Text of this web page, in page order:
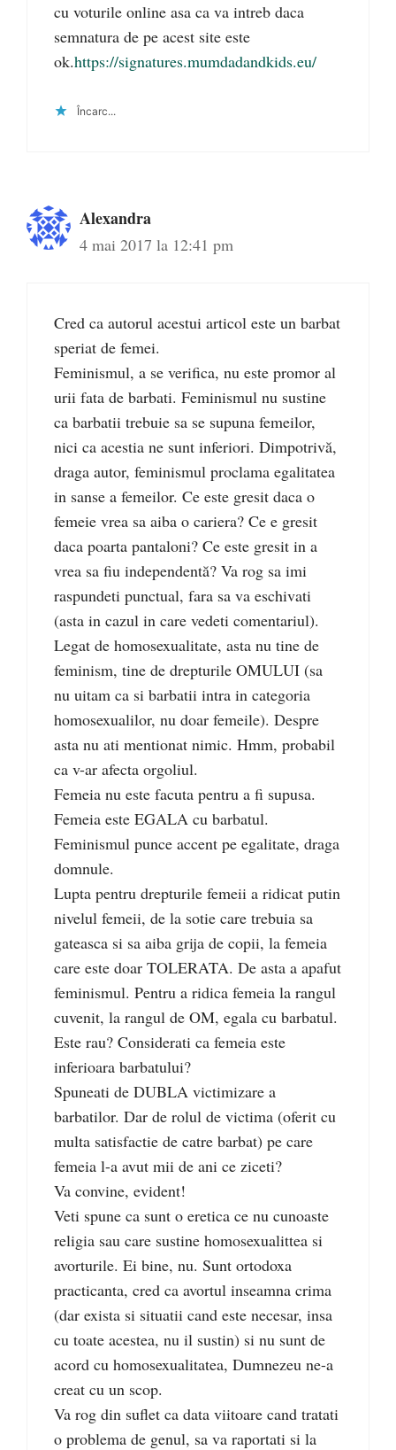
cu voturile online asa ca va intreb daca
semnatura de pe acest site este
ok.https://signatures.mumdadandkids.eu/
Încarc...
Alexandra
4 mai 2017 la 12:41 pm
Cred ca autorul acestui articol este un barbat
speriat de femei.
Feminismul, a se verifica, nu este promor al
urii fata de barbati. Feminismul nu sustine
ca barbatii trebuie sa se supuna femeilor,
nici ca acestia ne sunt inferiori. Dimpotrivă,
draga autor, feminismul proclama egalitatea
in sanse a femeilor. Ce este gresit daca o
femeie vrea sa aiba o cariera? Ce e gresit
daca poarta pantaloni? Ce este gresit in a
vrea sa fiu independentă? Va rog sa imi
raspundeti punctual, fara sa va eschivati
(asta in cazul in care vedeti comentariul).
Legat de homosexualitate, asta nu tine de
feminism, tine de drepturile OMULUI (sa
nu uitam ca si barbatii intra in categoria
homosexualilor, nu doar femeile). Despre
asta nu ati mentionat nimic. Hmm, probabil
ca v-ar afecta orgoliul.
Femeia nu este facuta pentru a fi supusa.
Femeia este EGALA cu barbatul.
Feminismul punce accent pe egalitate, draga
domnule.
Lupta pentru drepturile femeii a ridicat putin
nivelul femeii, de la sotie care trebuia sa
gateasca si sa aiba grija de copii, la femeia
care este doar TOLERATA. De asta a apafut
feminismul. Pentru a ridica femeia la rangul
cuvenit, la rangul de OM, egala cu barbatul.
Este rau? Considerati ca femeia este
inferioara barbatului?
Spuneati de DUBLA victimizare a
barbatilor. Dar de rolul de victima (oferit cu
multa satisfactie de catre barbat) pe care
femeia l-a avut mii de ani ce ziceti?
Va convine, evident!
Veti spune ca sunt o eretica ce nu cunoaste
religia sau care sustine homosexualittea si
avorturile. Ei bine, nu. Sunt ortodoxa
practicanta, cred ca avortul inseamna crima
(dar exista si situatii cand este necesar, insa
cu toate acestea, nu il sustin) si nu sunt de
acord cu homosexualitatea, Dumnezeu ne-a
creat cu un scop.
Va rog din suflet ca data viitoare cand tratati
o problema de genul, sa va raportati si la